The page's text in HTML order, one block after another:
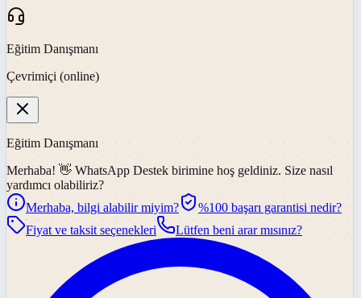
Eğitim Danışmanı
Çevrimiçi (online)
Eğitim Danışmanı
Merhaba! 👋 WhatsApp Destek birimine hoş geldiniz. Size nasıl
yardımcı olabiliriz?
Merhaba, bilgi alabilir miyim?
%100 başarı garantisi nedir?
Fiyat ve taksit seçenekleri
Lütfen beni arar mısınız?